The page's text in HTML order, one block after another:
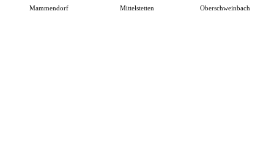
Mammendorf Mittelstetten Oberschweinbach